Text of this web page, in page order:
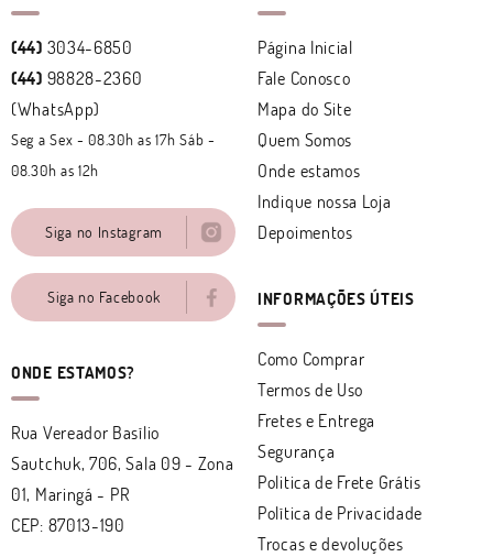
(44) 3034-6850
(44) 98828-2360
(WhatsApp)
Seg a Sex - 08.30h as 17h Sáb -
08.30h as 12h
Siga no Instagram
Siga no Facebook
ONDE ESTAMOS?
Rua Vereador Basílio
Sautchuk, 706, Sala 09 - Zona
01, Maringá - PR
CEP: 87013-190
Página Inicial
Fale Conosco
Mapa do Site
Quem Somos
Onde estamos
Indique nossa Loja
Depoimentos
INFORMAÇÕES ÚTEIS
Como Comprar
Termos de Uso
Fretes e Entrega
Segurança
Politica de Frete Grátis
Política de Privacidade
Trocas e devoluções